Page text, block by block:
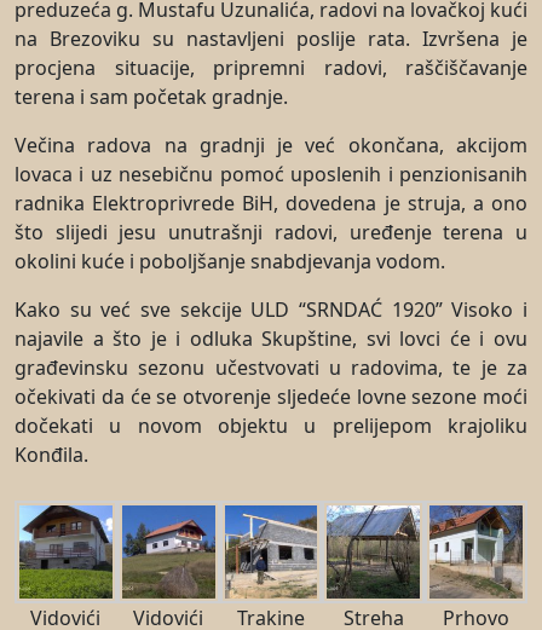
preduzeća g. Mustafu Uzunalića, radovi na lovačkoj kući
na Brezoviku su nastavljeni poslije rata. Izvršena je
procjena situacije, pripremni radovi, raščiščavanje
terena i sam početak gradnje.
Večina radova na gradnji je već okončana, akcijom
lovaca i uz nesebičnu pomoć uposlenih i penzionisanih
radnika Elektroprivrede BiH, dovedena je struja, a ono
što slijedi jesu unutrašnji radovi, uređenje terena u
okolini kuće i poboljšanje snabdjevanja vodom.
Kako su već sve sekcije ULD “SRNDAĆ 1920” Visoko i
najavile a što je i odluka Skupštine, svi lovci će i ovu
građevinsku sezonu učestvovati u radovima, te je za
očekivati da će se otvorenje sljedeće lovne sezone moći
dočekati u novom objektu u prelijepom krajoliku
Konđila.
Vidovići Vidovići
Trakine
Streha Prhovo